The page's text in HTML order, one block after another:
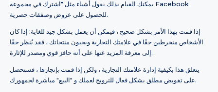
يمكنك القيام بذلك بقول أشياء مثل "اشترك في مجموعة Facebook
للحصول على عروض وصفقات حصرية.
إذا قمت بهذا الأمر بشكل صحيح ، فيمكن أن يعمل بشكل جيد للغاية: إذا كان
الأشخاص منخرطين حقًا في علامتك التجارية ويحبون منتجاتك ، فقد يُنظر حقًا
إلى معرفة المزيد عنها على أنه حافز قوي ومصدر للإثارة.
يتعلق هذا بكيفية إدارة علامتك التجارية ، ولكن إذا قمت بإنجازها ، فستحصل
على تفويض مطلق بشكل فعال للترويج لعملك و "البيع" مباشرة لجمهورك.